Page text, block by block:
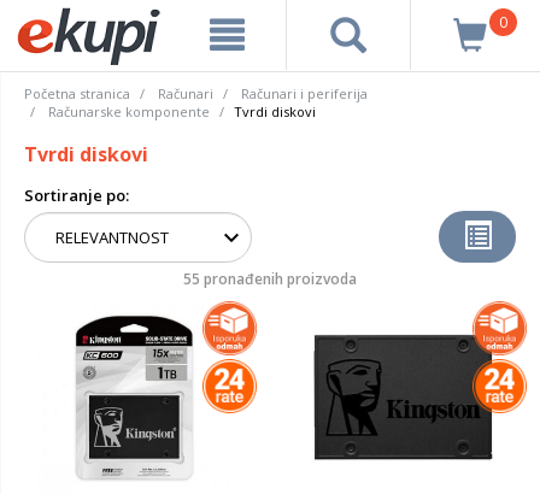
0
Početna stranica Računari
Računari i periferija
Računarske komponente
Tvrdi diskovi
Tvrdi diskovi
Sortiranje po:
55 pronađenih proizvoda